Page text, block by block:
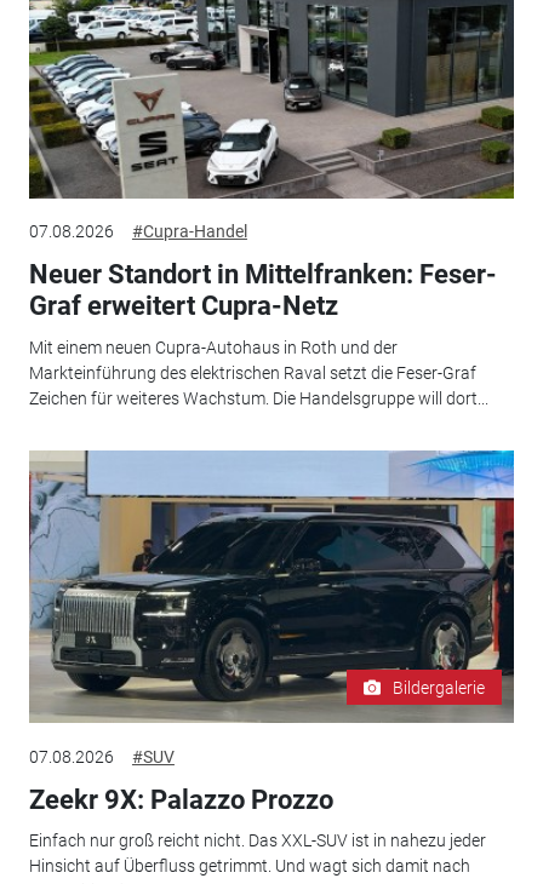
07.08.2026 #Cupra-Handel
Neuer Standort in Mittelfranken: Feser-
Graf erweitert Cupra-Netz
Mit einem neuen Cupra-Autohaus in Roth und der
Markteinführung des elektrischen Raval setzt die Feser-Graf
Zeichen für weiteres Wachstum. Die Handelsgruppe will dort...
Bildergalerie
07.08.2026 #SUV
Zeekr 9X: Palazzo Prozzo
Einfach nur groß reicht nicht. Das XXL-SUV ist in nahezu jeder
Hinsicht auf Überfluss getrimmt. Und wagt sich damit nach